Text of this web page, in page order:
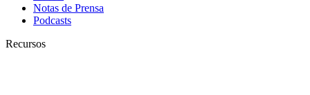
Notas de Prensa
Podcasts
Recursos